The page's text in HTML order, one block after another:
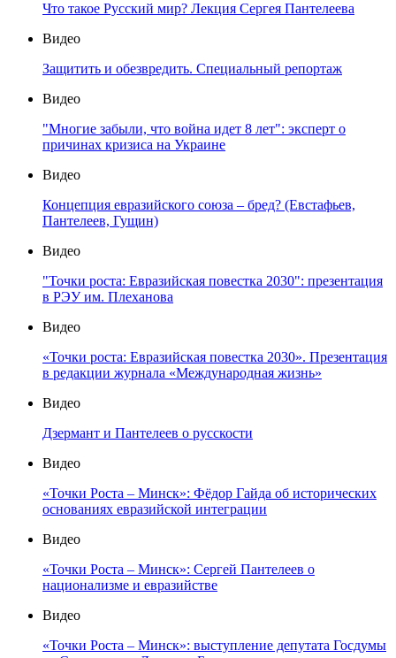
Что такое Русский мир? Лекция Сергея Пантелеева
Видео
Защитить и обезвредить. Специальный репортаж
Видео
"Многие забыли, что война идет 8 лет": эксперт о
причинах кризиса на Украине
Видео
Концепция евразийского союза – бред? (Евстафьев,
Пантелеев, Гущин)
Видео
"Точки роста: Евразийская повестка 2030": презентация
в РЭУ им. Плеханова
Видео
«Точки роста: Евразийская повестка 2030». Презентация
в редакции журнала «Международная жизнь»
Видео
Дзермант и Пантелеев о русскости
Видео
«Точки Роста – Минск»: Фёдор Гайда об исторических
основаниях евразийской интеграции
Видео
«Точки Роста – Минск»: Сергей Пантелеев о
национализме и евразийстве
Видео
«Точки Роста – Минск»: выступление депутата Госдумы